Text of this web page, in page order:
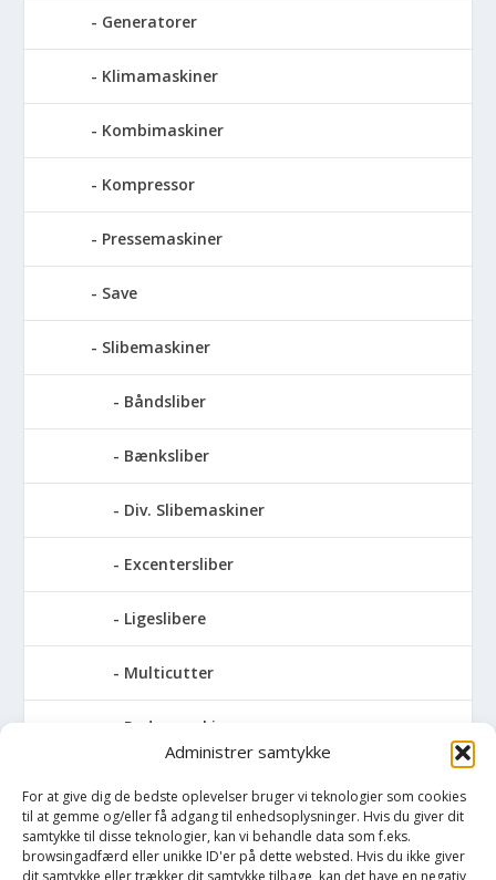
Administrer samtykke
For at give dig de bedste oplevelser bruger vi teknologier som cookies
til at gemme og/eller få adgang til enhedsoplysninger. Hvis du giver dit
samtykke til disse teknologier, kan vi behandle data som f.eks.
browsingadfærd eller unikke ID'er på dette websted. Hvis du ikke giver
Generatorer
Klimamaskiner
Kombimaskiner
Kompressor
Pressemaskiner
Save
Slibemaskiner
Båndsliber
Bænksliber
Div. Slibemaskiner
Excentersliber
Ligeslibere
Multicutter
Pudsemaskiner
høvlknive
Vådsliber